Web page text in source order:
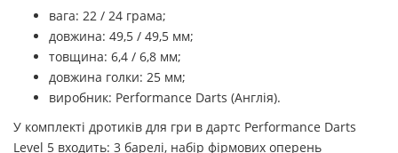
вага: 22 / 24 грама;
довжина: 49,5 / 49,5 мм;
товщина: 6,4 / 6,8 мм;
довжина голки: 25 мм;
виробник: Performance Darts (Англія).
У комплекті дротиків для гри в дартс Performance Darts
Level 5 входить: 3 барелі, набір фірмових оперень